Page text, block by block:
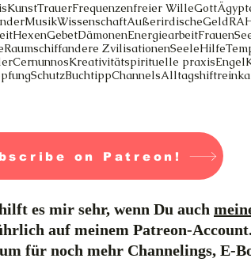
KunstTrauerFrequenzenfreier WilleGott
MusikWissenschaftAußerirdischeGeldRA
HexenGebetDämonenEnergiearbeitFrauen
Raumschiffandere ZvilisationenSeeleHilfe
CernunnosKreativitätspirituelle praxisEngel
SchutzBuchtippChannelsAlltagshift
on Patreon!
es mir sehr, wenn Du auch
auf meinem Patreon-
für noch mehr Channelings, E-